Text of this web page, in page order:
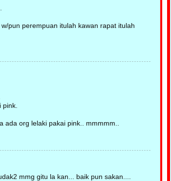
pun perempuan itulah kawan rapat itulah
org lelaki pakai pink.. mmmmm..
mmg gitu la kan... baik pun sakan....